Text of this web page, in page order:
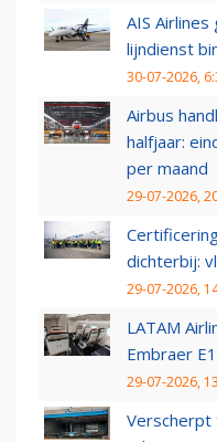
AIS
lijndienst
30-07-2026,
Airbus
halfjaar:
per maand
29-07-2026,
dichterbij:
29-07-2026,
LATAM
Embraer
29-07-2026,
Verscherpt